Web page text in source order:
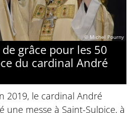
© Michel Pourny
de grâce pour les 50
du cardinal André
2019, le cardinal André
une messe à Saint-Sulpice, à